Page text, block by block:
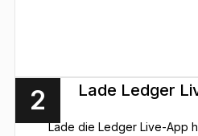
2 Lade Ledger
Lade die Ledger Live-App